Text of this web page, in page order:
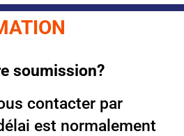
soumission?
contacter par
est normalement